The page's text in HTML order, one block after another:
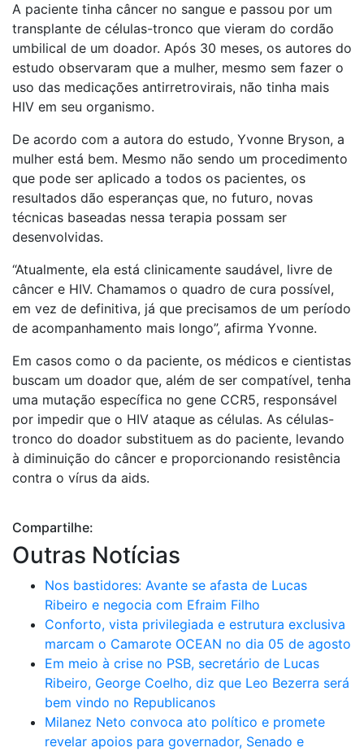
A paciente tinha câncer no sangue e passou por um
transplante de células-tronco que vieram do cordão
umbilical de um doador. Após 30 meses, os autores do
estudo observaram que a mulher, mesmo sem fazer o
uso das medicações antirretrovirais, não tinha mais
HIV em seu organismo.
De acordo com a autora do estudo, Yvonne Bryson, a
mulher está bem. Mesmo não sendo um procedimento
que pode ser aplicado a todos os pacientes, os
resultados dão esperanças que, no futuro, novas
técnicas baseadas nessa terapia possam ser
desenvolvidas.
“Atualmente, ela está clinicamente saudável, livre de
câncer e HIV. Chamamos o quadro de cura possível,
em vez de definitiva, já que precisamos de um período
de acompanhamento mais longo”, afirma Yvonne.
Em casos como o da paciente, os médicos e cientistas
buscam um doador que, além de ser compatível, tenha
uma mutação específica no gene CCR5, responsável
por impedir que o HIV ataque as células. As células-
tronco do doador substituem as do paciente, levando
à diminuição do câncer e proporcionando resistência
contra o vírus da aids.
Compartilhe:
Outras Notícias
Nos bastidores: Avante se afasta de Lucas
Ribeiro e negocia com Efraim Filho
Conforto, vista privilegiada e estrutura exclusiva
marcam o Camarote OCEAN no dia 05 de agosto
Em meio à crise no PSB, secretário de Lucas
Ribeiro, George Coelho, diz que Leo Bezerra será
bem vindo no Republicanos
Milanez Neto convoca ato político e promete
revelar apoios para governador, Senado e